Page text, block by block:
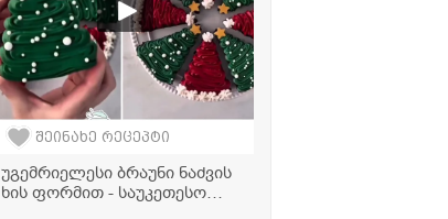
შეინახე რეცეპტი
უგემრიელესი ბრაუნი ნაძვის
ხის ფორმით - საუკეთესო